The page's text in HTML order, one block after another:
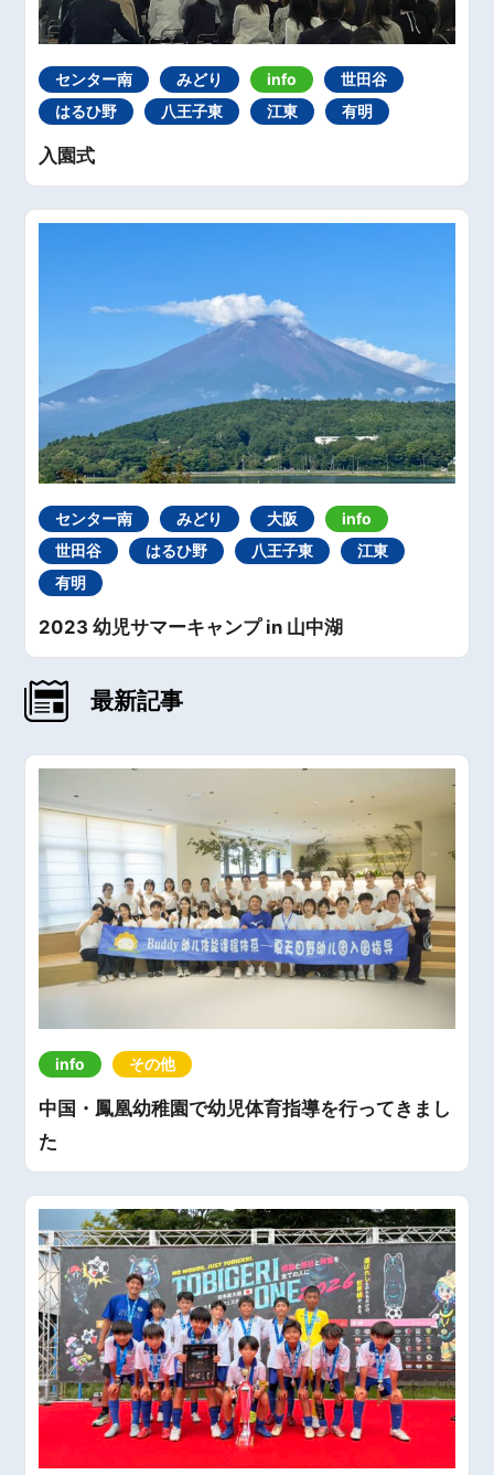
センター南 みどり info
世田谷
はるひ野
八王子東 江東 有明
入園式
センター南 みどり 大阪
info
世田谷
はるひ野 八王子東
江東
有明
2023 幼児サマーキャンプ in 山中湖
最新記事
info その他
中国・鳳凰幼稚園で幼児体育指導を行ってきまし
た